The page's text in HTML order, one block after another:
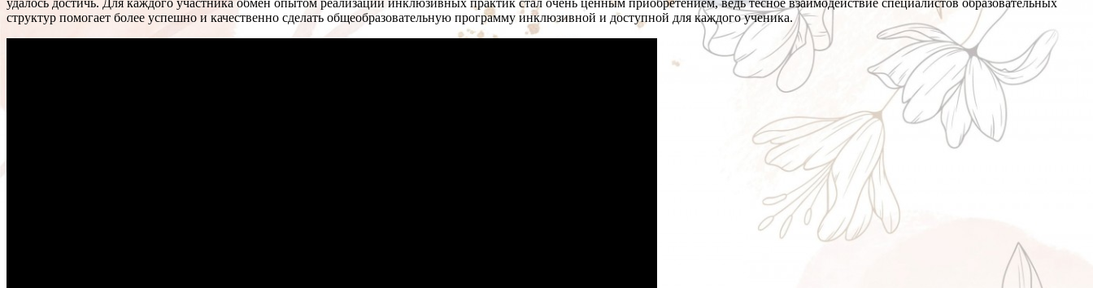
удалось достичь. Для каждого участника обмен опытом реализации инклюзивных практик стал очень ценным приобретением, ведь тесное взаимодействие специалистов образовательных
структур помогает более успешно и качественно сделать общеобразовательную программу инклюзивной и доступной для каждого ученика.